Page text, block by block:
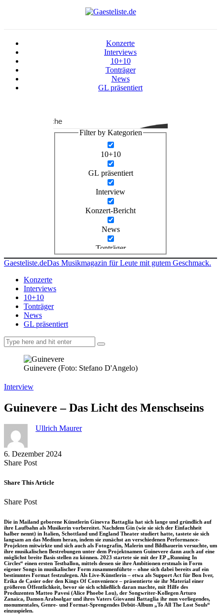
Konzerte
Interviews
10+10
Tonträger
News
GL präsentiert
Suche
Filter by Kategorien
10+10
GL präsentiert
Interview
Konzert-Bericht
News
Tonträger
Gaesteliste.deDas Musikmagazin für Leute mit gutem Geschmack.
Konzerte
Interviews
10+10
Tonträger
News
GL präsentiert
Guinevere (Foto: Stefano D'Angelo)
Interview
Guinevere – Das Licht des Menschseins
Ullrich Maurer
6. Dezember 2024
Share PostShare
Facebook
Copy
to
Send
via
Share This Article
Share PostShare
Facebook
Copy
to
clipboard
Send
via
eMail
Die in Mailand geborene Künstlerin Ginevra Battaglia hat sich lange und gründlich auf
ihre Laufbahn als Musikerin vorbereitet. Nachdem Gin (wie sie sich der Einfachheit
halber nennt) in Italien, Schottland und England Theater studiert hatte, tastete sie sich
langsam an das Medium heran, indem sie zunächst an verschiedenen Performance-
Projekten mitwirkte und sich auch als Fotografin, Malerin und Bildhauerin versuchte, um
ihre musikalischen Bestrebungen unter dem Projektnamen Guinevere dann auch auf eine
möglichst breite Basis stellen zu können. 2023 startete sie mit der EP „Running In
Circles“ einen ersten Testballon, mittels dessen sie ihre Ambitionen erstmals in Form
eigener Songs in musikalischer Form zusammenführte – ohne sich dabei bereits auf ein
bestimmtes Format festzulegen. Als Live-Künstlerin – etwa als Support Act für Bon Iver,
Erika de Casier oder den Kings Of Convenience – präsentierte sie ihr Material einer
größeren Öffentlichkeit, bevor sie sich schließlich daran machte, mit Hilfe des
Produzenten Matteo Pavesi (Alice Phoebe Lou), der Songwriter-Kollegen Arturo
Zanaica, Damon Arabsolgar und ihres Vaters Giovanni Battaglia ihr nun vorliegendes,
monumentales, Genre- und Format-Sprengendes Debüt-Album „To All The Lost Souls“
einzuspielen.